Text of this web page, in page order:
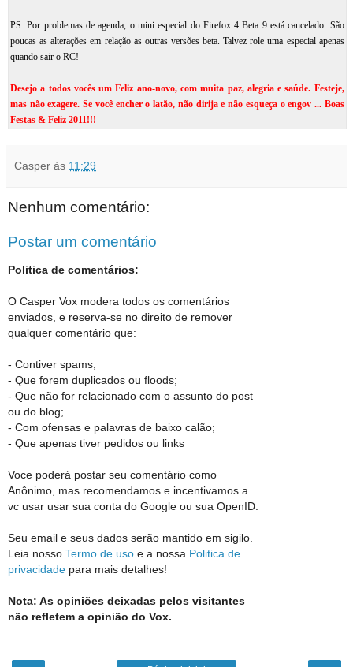
PS: Por problemas de agenda, o mini especial do Firefox 4 Beta 9 está cancelado .São
poucas as alterações em relação as outras versões beta. Talvez role uma especial apenas
quando sair o RC!
Desejo a todos vocês um Feliz ano-novo, com muita paz, alegria e saúde. Festeje,
mas não exagere. Se você encher o latão, não dirija e não esqueça o engov ... Boas
Festas & Feliz 2011!!!
Casper às 11:29
Nenhum comentário:
Postar um comentário
Politica de comentários:
O Casper Vox modera todos os comentários
enviados, e reserva-se no direito de remover
qualquer comentário que:
- Contiver spams;
- Que forem duplicados ou floods;
- Que não for relacionado com o assunto do post
ou do blog;
- Com ofensas e palavras de baixo calão;
- Que apenas tiver pedidos ou links
Voce poderá postar seu comentário como
Anônimo, mas recomendamos e incentivamos a
vc usar usar sua conta do Google ou sua OpenID.
Seu email e seus dados serão mantido em sigilo.
Leia nosso Termo de uso e a nossa Politica de
privacidade para mais detalhes!
Nota: As opiniões deixadas pelos visitantes
não refletem a opinião do Vox.